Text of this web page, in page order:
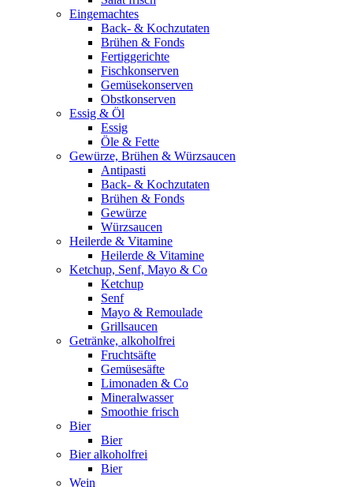
Eingemachtes
Back- & Kochzutaten
Brühen & Fonds
Fertiggerichte
Fischkonserven
Gemüsekonserven
Obstkonserven
Essig & Öl
Essig
Öle & Fette
Gewürze, Brühen & Würzsaucen
Antipasti
Back- & Kochzutaten
Brühen & Fonds
Gewürze
Würzsaucen
Heilerde & Vitamine
Heilerde & Vitamine
Ketchup, Senf, Mayo & Co
Ketchup
Senf
Mayo & Remoulade
Grillsaucen
Getränke, alkoholfrei
Fruchtsäfte
Gemüsesäfte
Limonaden & Co
Mineralwasser
Smoothie frisch
Bier
Bier
Bier alkoholfrei
Bier
Wein